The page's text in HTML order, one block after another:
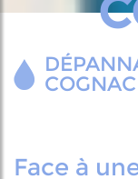
COGNAC
Face à